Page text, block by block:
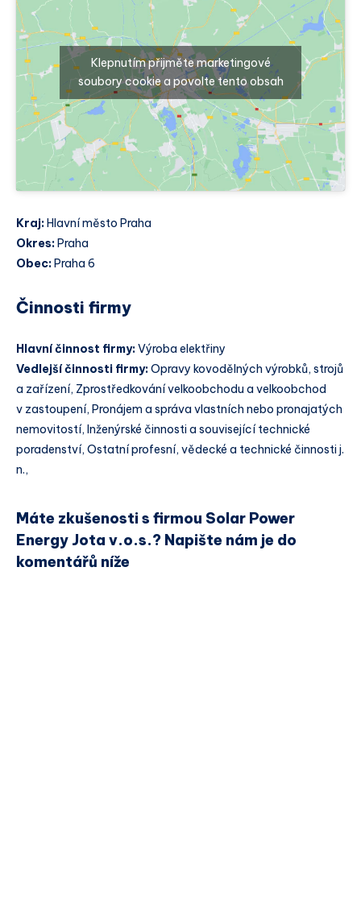
Klepnutím přijměte marketingové
soubory cookie a povolte tento obsah
Kraj: Hlavní město Praha
Okres: Praha
Obec: Praha 6
Činnosti firmy
Hlavní činnost firmy:Výroba elektřiny
Vedlejší činnosti firmy:Opravy kovodělných výrobků, strojů
a zařízení, Zprostředkování velkoobchodu a velkoobchod
v zastoupení, Pronájem a správa vlastních nebo pronajatých
nemovitostí, Inženýrské činnosti a související technické
poradenství, Ostatní profesní, vědecké a technické činnosti j.
n.,
Máte zkušenosti s firmou Solar Power
Energy Jota v.o.s.? Napište nám je do
komentářů níže